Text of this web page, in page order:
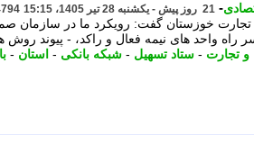
- 21 روز پیش - یکشنبه 28 تیر 1405، 15:15
خوزستان گفت: رویکرد ما در سازمان
راه واحد های نیمه فعال و راکد، - پیوند روش
تجارت - ستاد تسهیل - شبکه بانکی - استان -